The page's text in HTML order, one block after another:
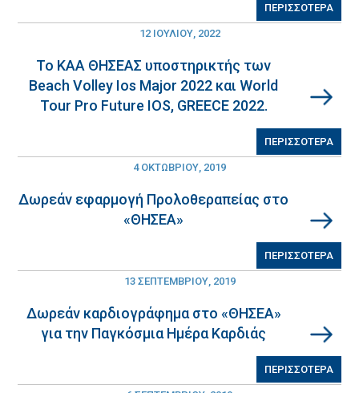
ΠΕΡΙΣΣΟΤΕΡΑ
Το ΚΑΑ ΘΗΣΕΑΣ υποστηρικτής των
Beach Volley Ios Major 2022 και World
Tour Pro Future IOS, GREECE 2022.
12 ΙΟΥΛΊΟΥ, 2022
ΠΕΡΙΣΣΟΤΕΡΑ
Δωρεάν εφαρμογή Προλοθεραπείας στο
«ΘΗΣΕΑ»
4 ΟΚΤΩΒΡΊΟΥ, 2019
ΠΕΡΙΣΣΟΤΕΡΑ
Δωρεάν καρδιογράφημα στο «ΘΗΣΕΑ»
για την Παγκόσμια Ημέρα Καρδιάς
13 ΣΕΠΤΕΜΒΡΊΟΥ, 2019
ΠΕΡΙΣΣΟΤΕΡΑ